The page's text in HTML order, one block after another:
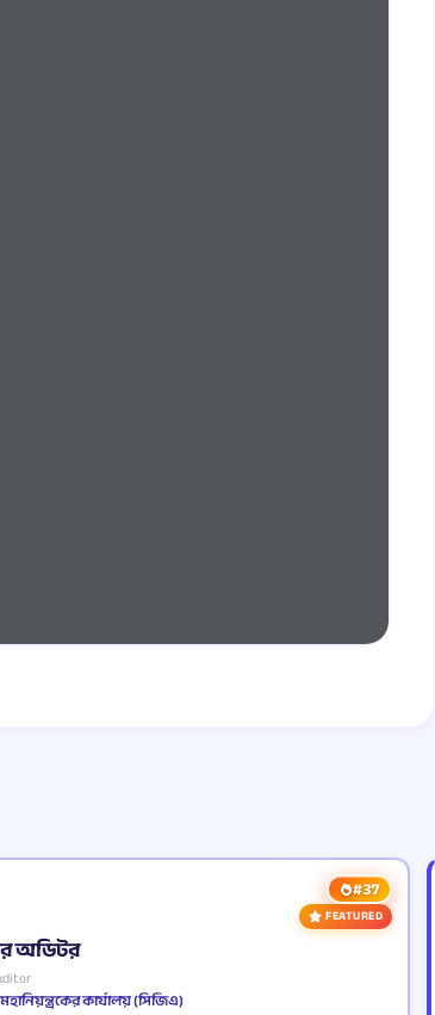
#37
FEATURED
অডিটর
কার্যালয় (সিজিএ)